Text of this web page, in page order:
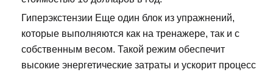
Гиперэкстензии Еще один блок из упражнений,
которые выполняются как на тренажере, так и с
собственным весом. Такой режим обеспечит
высокие энергетические затраты и ускорит процесс